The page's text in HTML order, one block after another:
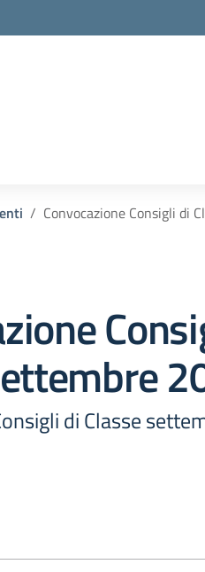
Convocazione Consigli di
di Classe